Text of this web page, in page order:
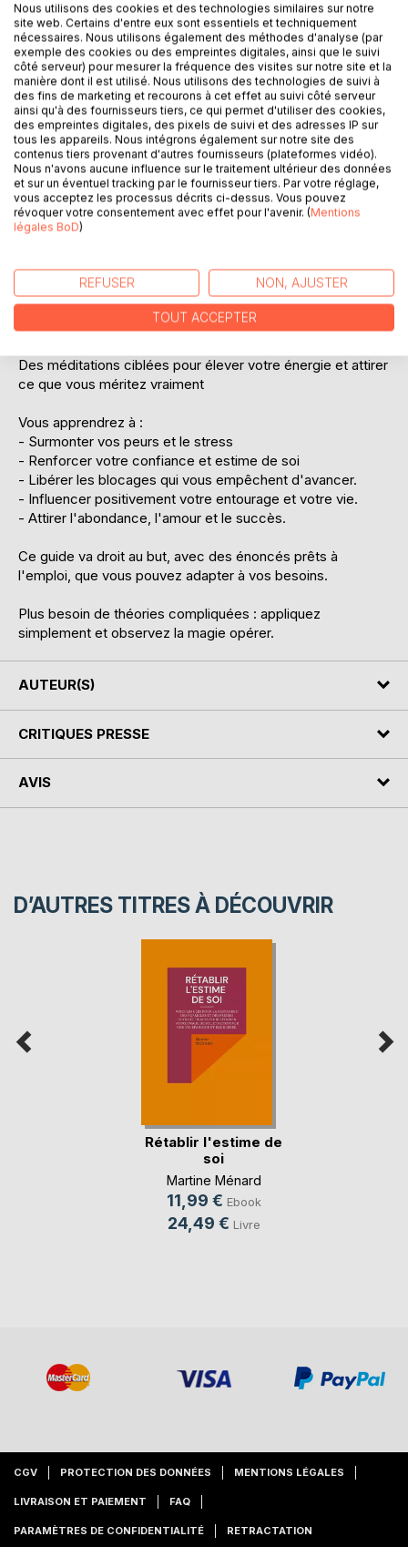
DESCRIPTION
Vous rêvez de réussir, d'attirer l'amour, la chance, ou
simplement de vivre en paix ?
Tout commence par une demande claire et une pensée
puissante.
CE QUE VOUS DÉSIREZ... OBTENEZ-LE ! est un guide
pratique qui vous donne :
transformer vos pensées en actions.
Une méthode simple et efficace pour structurer vos
demandes à l'Univers.
Les jours clés de la semaine à utiliser selon l'énergie des
Des méditations ciblées pour élever votre énergie et attirer
ce que vous méritez vraiment
Vous apprendrez à :
- Surmonter vos peurs et le stress
- Renforcer votre confiance et estime de soi
- Libérer les blocages qui vous empêchent d'avancer.
- Influencer positivement votre entourage et votre vie.
- Attirer l'abondance, l'amour et le succès.
Ce guide va droit au but, avec des énoncés prêts à
l'emploi, que vous pouvez adapter à vos besoins.
Plus besoin de théories compliquées : appliquez
simplement et observez la magie opérer.
AUTEUR(S)
CRITIQUES PRESSE
AVIS
D’AUTRES TITRES À DÉCOUVRIR
Rétablir l'estime de
soi
Martine Ménard
11,99 € Ebook
24,49 € Livre
CGV PROTECTION DES DONNÉES MENTIONS LÉGALES
LIVRAISON ET PAIEMENT FAQ
PARAMÈTRES DE CONFIDENTIALITÉ RETRACTATION
Nous utilisons des cookies et des technologies similaires sur notre
site web. Certains d'entre eux sont essentiels et techniquement
nécessaires. Nous utilisons également des méthodes d'analyse (par
exemple des cookies ou des empreintes digitales, ainsi que le suivi
côté serveur) pour mesurer la fréquence des visites sur notre site et la
manière dont il est utilisé. Nous utilisons des technologies de suivi à
des fins de marketing et recourons à cet effet au suivi côté serveur
ainsi qu'à des fournisseurs tiers, ce qui permet d'utiliser des cookies,
des empreintes digitales, des pixels de suivi et des adresses IP sur
tous les appareils. Nous intégrons également sur notre site des
contenus tiers provenant d'autres fournisseurs (plateformes vidéo).
Nous n'avons aucune influence sur le traitement ultérieur des données
et sur un éventuel tracking par le fournisseur tiers. Par votre réglage,
vous acceptez les processus décrits ci-dessus. Vous pouvez
révoquer votre consentement avec effet pour l'avenir. (Mentions
légales BoD)
REFUSER NON, AJUSTER
TOUT ACCEPTER